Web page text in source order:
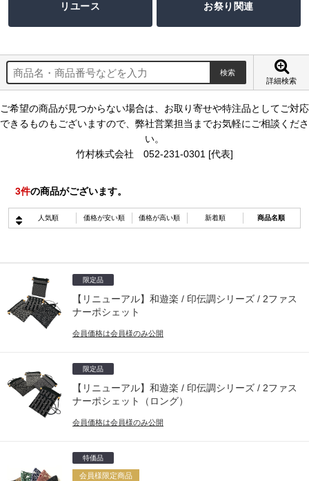
リユース お祭り関連
詳細検索
ご希望の商品が見つからない場合は、お取り寄せや特注品としてご対応
できるものもございますので、弊社営業担当までお気軽にご相談くださ
い。
竹村株式会社 052-231-0301 [代表]
3件の商品がございます。
人気順 価格が安い順 価格が高い順 新着順 商品名順
限定品
【リニューアル】和遊楽 / 印伝調シリーズ / 2ファス
ナーポシェット
会員価格は会員様のみ公開
限定品
【リニューアル】和遊楽 / 印伝調シリーズ / 2ファス
ナーポシェット（ロング）
会員価格は会員様のみ公開
特価品
会員様限定商品